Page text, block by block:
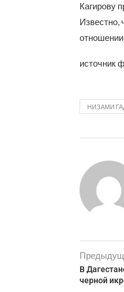
Кагирову
Известно,
источник
НИЗАМИ
В
черной